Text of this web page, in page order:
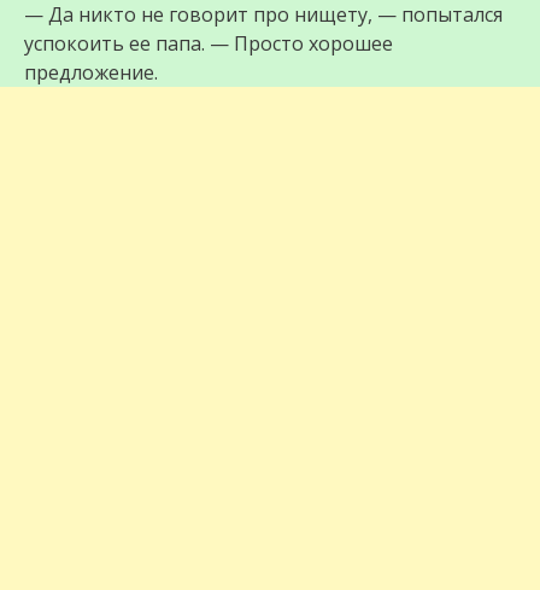
— Да никто не говорит про нищету, — попытался
успокоить ее папа. — Просто хорошее
предложение.